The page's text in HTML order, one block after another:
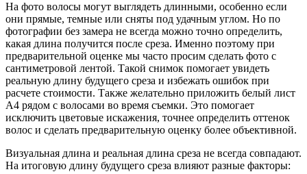
На фото волосы могут выглядеть длинными, особенно если
они прямые, темные или сняты под удачным углом. Но по
фотографии без замера не всегда можно точно определить,
какая длина получится после среза. Именно поэтому при
предварительной оценке мы часто просим сделать фото с
сантиметровой лентой. Такой снимок помогает увидеть
реальную длину будущего среза и избежать ошибок при
расчете стоимости. Также желательно приложить белый лист
А4 рядом с волосами во время съемки. Это помогает
исключить цветовые искажения, точнее определить оттенок
волос и сделать предварительную оценку более объективной.
Визуальная длина и реальная длина среза не всегда совпадают.
На итоговую длину будущего среза влияют разные факторы: